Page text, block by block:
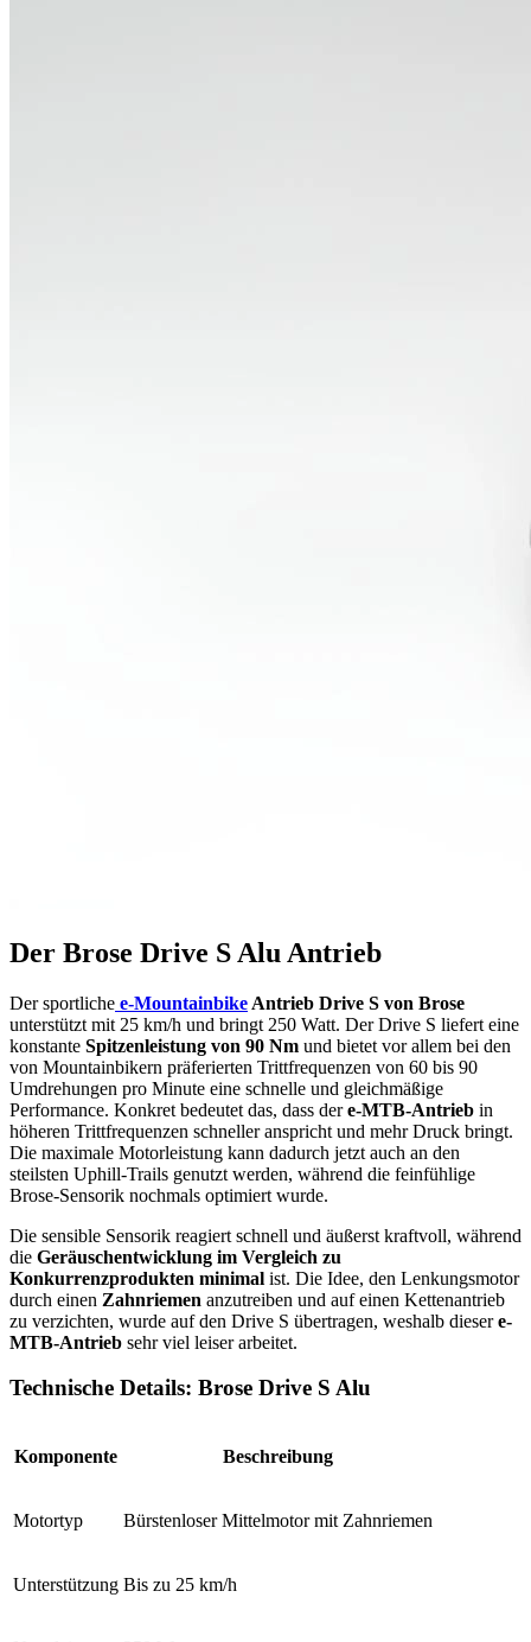
Der Brose Drive S Alu Antrieb
Der sportliche e-Mountainbike Antrieb Drive S von Brose
unterstützt mit 25 km/h und bringt 250 Watt. Der Drive S liefert eine
konstante Spitzenleistung von 90 Nm und bietet vor allem bei den
von Mountainbikern präferierten Trittfrequenzen von 60 bis 90
Umdrehungen pro Minute eine schnelle und gleichmäßige
Performance. Konkret bedeutet das, dass dere-MTB-Antrieb in
höheren Trittfrequenzen schneller anspricht und mehr Druck bringt.
Die maximale Motorleistung kann dadurch jetzt auch an den
steilsten Uphill-Trails genutzt werden, während die feinfühlige
Brose-Sensorik nochmals optimiert wurde.
Die sensible Sensorik reagiert schnell und äußerst kraftvoll, während
die Geräuschentwicklung im Vergleich zu
Konkurrenzprodukten minimal ist. Die Idee, den Lenkungsmotor
durch einen Zahnriemen anzutreiben und auf einen Kettenantrieb
zu verzichten, wurde auf den Drive S übertragen, weshalb diesere-
MTB-Antrieb sehr viel leiser arbeitet.
Technische Details: Brose Drive S Alu
Komponente Beschreibung
Motortyp Bürstenloser Mittelmotor mit Zahnriemen
Unterstützung Bis zu 25 km/h